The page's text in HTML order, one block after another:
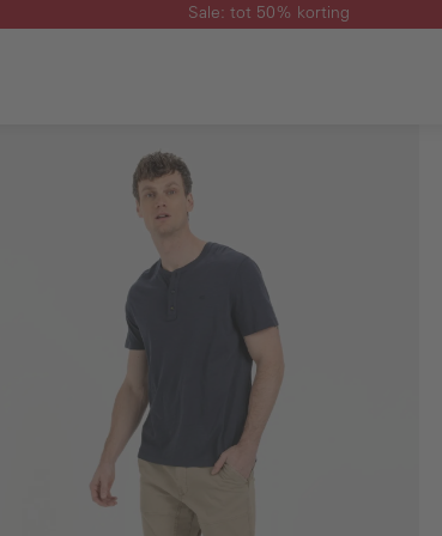
Sale: tot 50% korting